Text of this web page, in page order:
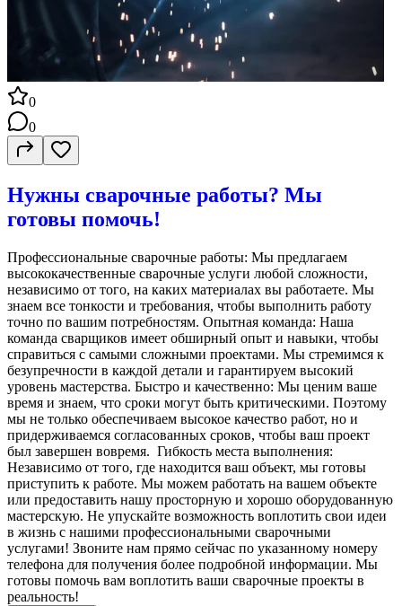
0
0
Нужны сварочные работы? Мы
готовы помочь!
Профессиональные сварочные работы: Мы предлагаем
высококачественные сварочные услуги любой сложности,
независимо от того, на каких материалах вы работаете. Мы
знаем все тонкости и требования, чтобы выполнить работу
точно по вашим потребностям. Опытная команда: Наша
команда сварщиков имеет обширный опыт и навыки, чтобы
справиться с самыми сложными проектами. Мы стремимся к
безупречности в каждой детали и гарантируем высокий
уровень мастерства. Быстро и качественно: Мы ценим ваше
время и знаем, что сроки могут быть критическими. Поэтому
мы не только обеспечиваем высокое качество работ, но и
придерживаемся согласованных сроков, чтобы ваш проект
был завершен вовремя. Гибкость места выполнения:
Независимо от того, где находится ваш объект, мы готовы
приступить к работе. Мы можем работать на вашем объекте
или предоставить нашу просторную и хорошо оборудованную
мастерскую. Не упускайте возможность воплотить свои идеи
в жизнь с нашими профессиональными сварочными
услугами! Звоните нам прямо сейчас по указанному номеру
телефона для получения более подробной информации. Мы
готовы помочь вам воплотить ваши сварочные проекты в
реальность!